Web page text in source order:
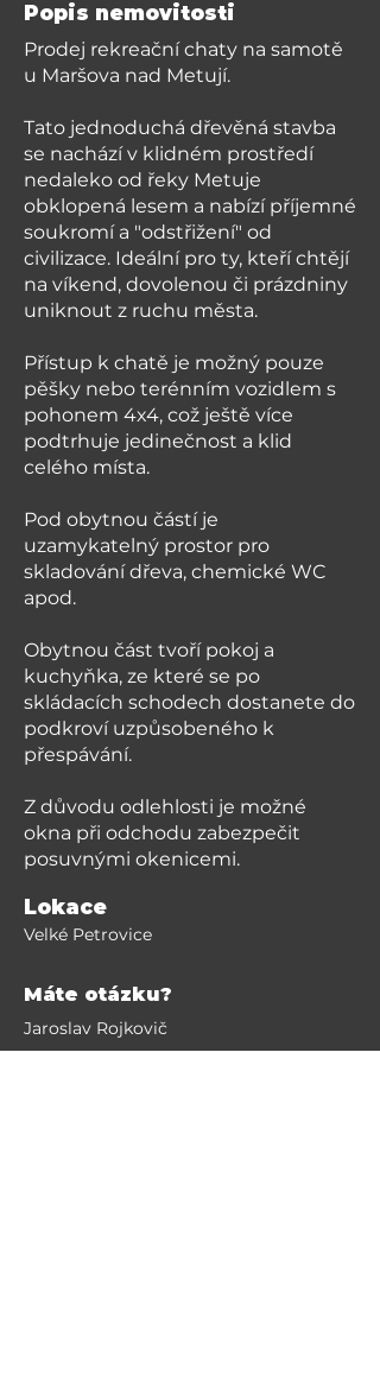
Popis nemovitosti
Prodej rekreační chaty na samotě
u Maršova nad Metují.
Tato jednoduchá dřevěná stavba
se nachází v klidném prostředí
nedaleko od řeky Metuje
obklopená lesem a nabízí příjemné
soukromí a "odstřižení" od
civilizace. Ideální pro ty, kteří chtějí
na víkend, dovolenou či prázdniny
uniknout z ruchu města.
Přístup k chatě je možný pouze
pěšky nebo terénním vozidlem s
pohonem 4x4, což ještě více
podtrhuje jedinečnost a klid
celého místa.
Pod obytnou částí je
uzamykatelný prostor pro
skladování dřeva, chemické WC
apod.
Obytnou část tvoří pokoj a
kuchyňka, ze které se po
skládacích schodech dostanete do
podkroví uzpůsobeného k
přespávání.
Z důvodu odlehlosti je možné
okna při odchodu zabezpečit
posuvnými okenicemi.
Lokace
Velké Petrovice
Máte otázku?
Jaroslav Rojkovič
+420 608 935 340